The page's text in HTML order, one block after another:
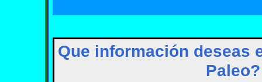
Que información deseas
Paleo?